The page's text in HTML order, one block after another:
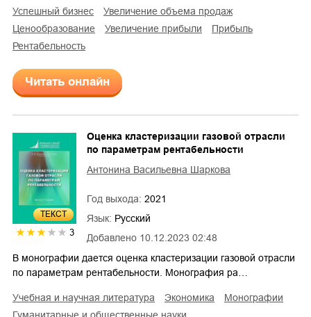
успешный бизнес
увеличение объема продаж
ценообразование
увеличение прибыли
прибыль
рентабельность
Читать онлайн
ТЕКСТ
3
Добавлено 10.12.2023 02:48
Оценка кластеризации газовой отрасли
по параметрам рентабельности
Антонина Васильевна Шаркова
Год выхода: 2021
Язык: Русский
В монографии дается оценка кластеризации газовой отрасли
по параметрам рентабельности. Монография ра…
учебная и научная литература экономика
монографии